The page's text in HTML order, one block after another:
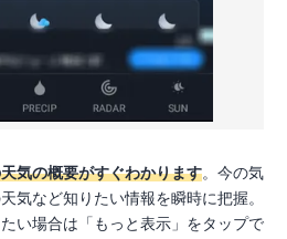
気の概要がすぐわかります。今の気
気など知りたい情報を瞬時に把握。
い場合は「もっと表示」をタップで